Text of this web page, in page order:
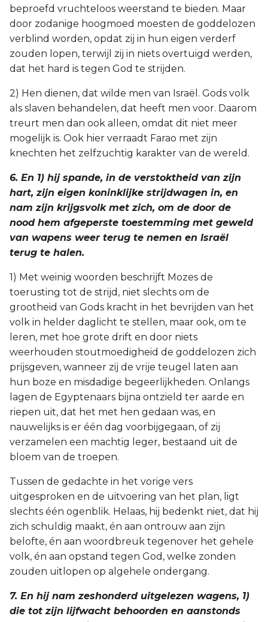
beproefd vruchteloos weerstand te bieden. Maar
door zodanige hoogmoed moesten de goddelozen
verblind worden, opdat zij in hun eigen verderf
zouden lopen, terwijl zij in niets overtuigd werden,
dat het hard is tegen God te strijden.
2) Hen dienen, dat wilde men van Israël. Gods volk
als slaven behandelen, dat heeft men voor. Daarom
treurt men dan ook alleen, omdat dit niet meer
mogelijk is. Ook hier verraadt Farao met zijn
knechten het zelfzuchtig karakter van de wereld.
6. En 1) hij spande, in de verstoktheid van zijn
hart, zijn eigen koninklijke strijdwagen in, en
nam zijn krijgsvolk met zich, om de door de
nood hem afgeperste toestemming met geweld
van wapens weer terug te nemen en Israël
terug te halen.
1) Met weinig woorden beschrijft Mozes de
toerusting tot de strijd, niet slechts om de
grootheid van Gods kracht in het bevrijden van het
volk in helder daglicht te stellen, maar ook, om te
leren, met hoe grote drift en door niets
weerhouden stoutmoedigheid de goddelozen zich
prijsgeven, wanneer zij de vrije teugel laten aan
hun boze en misdadige begeerlijkheden. Onlangs
lagen de Egyptenaars bijna ontzield ter aarde en
riepen uit, dat het met hen gedaan was, en
nauwelijks is er één dag voorbijgegaan, of zij
verzamelen een machtig leger, bestaand uit de
bloem van de troepen.
Tussen de gedachte in het vorige vers
uitgesproken en de uitvoering van het plan, ligt
slechts één ogenblik. Helaas, hij bedenkt niet, dat hij
zich schuldig maakt, én aan ontrouw aan zijn
belofte, én aan woordbreuk tegenover het gehele
volk, én aan opstand tegen God, welke zonden
zouden uitlopen op algehele ondergang.
7. En hij nam zeshonderd uitgelezen wagens, 1)
die tot zijn lijfwacht behoorden en aanstonds